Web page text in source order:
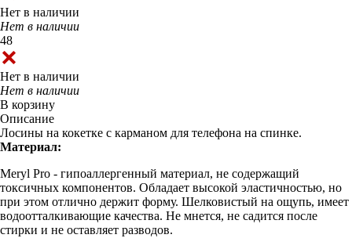
Нет в наличии
Нет в наличии
48
Нет в наличии
Нет в наличии
В корзину
Описание
Лосины на кокетке с карманом для телефона на спинке.
Материал:
Meryl Pro - гипоаллергенный материал, не содержащий
токсичных компонентов. Обладает высокой эластичностью, но
при этом отлично держит форму. Шелковистый на ощупь, имеет
водоотталкивающие качества. Не мнется, не садится после
стирки и не оставляет разводов.